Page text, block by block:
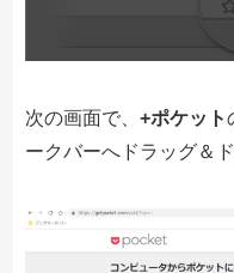
次の画面で、+ポケット
ークバーへドラッグ＆